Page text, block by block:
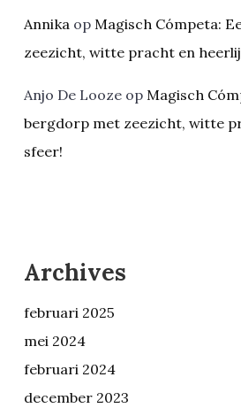
Annika op Magisch Cómpeta:
zeezicht, witte pracht en
Anjo De Looze op Magisch
bergdorp met zeezicht, witte
sfeer!
Archives
februari 2025
mei 2024
februari 2024
december 2023